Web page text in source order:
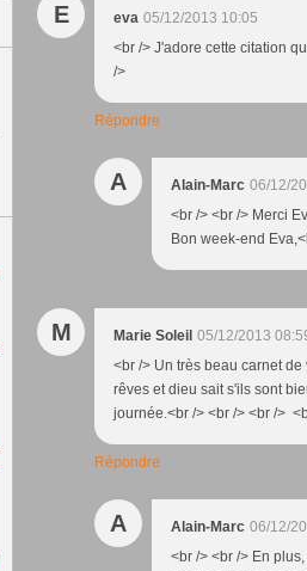
E eva 05/12/2013 10:05
<br /> J'adore cette citation
/>
Répondre
A Alain-Marc 06/12/
<br /> <br /> Merci
Bon week-end
M Marie Soleil 05/12/2013
<br /> Un très beau carnet
rêves et dieu sait s'ils sont
journée.<br /> <br /> <br />
Répondre
A Alain-Marc 06/12/
<br /> <br /> En